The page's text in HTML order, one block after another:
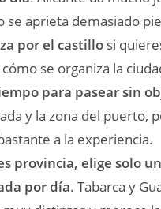
cómo
audioguías a tu ritmo
cierre para
un destino que mezcle
y margen para
hacer un viaje
una apuesta muy